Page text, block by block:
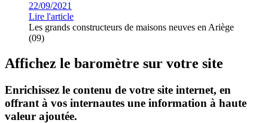
22/09/2021
Lire l'article
Les grands constructeurs de maisons neuves en Ariège
(09)
Affichez le baromètre sur votre site
Enrichissez le contenu de votre site internet, en
offrant à vos internautes une information à haute
valeur ajoutée.